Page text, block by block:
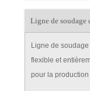
redressement de
qui rend le
Ligne de soudage
Ligne de
flexible et
pour la